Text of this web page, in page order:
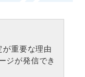
重要な理由
ジが発信でき